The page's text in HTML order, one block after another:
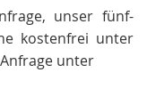
unser fünf-
kostenfrei unter
unter